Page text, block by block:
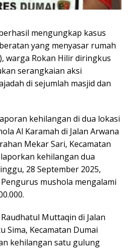
mengungkap kasus
yang menyasar rumah
warga Rokan Hilir diringkus
serangkaian aksi
di sejumlah masjid dan
kehilangan di dua lokasi
Al Karamah di Jalan Arwana
Mekar Sari, Kecamatan
kehilangan dua
28 September 2025,
mushola mengalami
Muttaqin di Jalan
Sima, Kecamatan Dumai
kehilangan satu gulung